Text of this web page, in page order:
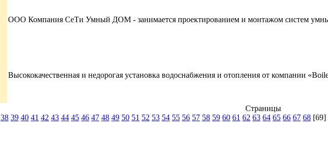
ООО Компания СеТи Умный ДОМ - занимается проектированием и монтажом систем
Высококачественная и недорогая установка водоснабжения и отопления от компании
Страницы
38 39 40 41 42 43 44 45 46 47 48 49 50 51 52 53 54 55 56 57 58 59 60 61 62 63 64 65 66 67 68 [69]